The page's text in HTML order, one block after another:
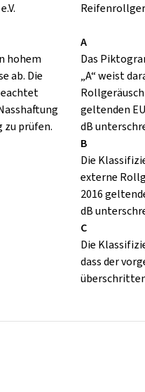
hohem
ab. Die
zu prüfen.
A
Das
„A“ weist
geltenden
dB
B
Die
externe
2016
dB
C
Die
dass der